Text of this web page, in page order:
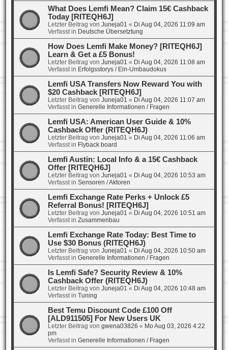
What Does Lemfi Mean? Claim 15€ Cashback
Today [RITEQH6J]
Letzter Beitrag von Juneja01 « Di Aug 04, 2026 11:09 am
Verfasst in Deutsche Übersetztung
How Does Lemfi Make Money? [RITEQH6J]
Learn & Get a £5 Bonus!
Letzter Beitrag von Juneja01 « Di Aug 04, 2026 11:08 am
Verfasst in Erfolgsstorys / Ein-Umbaudokus
Lemfi USA Transfers Now Reward You with
$20 Cashback [RITEQH6J]
Letzter Beitrag von Juneja01 « Di Aug 04, 2026 11:07 am
Verfasst in Generelle Informationen / Fragen
Lemfi USA: American User Guide & 10%
Cashback Offer (RITEQH6J)
Letzter Beitrag von Juneja01 « Di Aug 04, 2026 11:06 am
Verfasst in Flyback board
Lemfi Austin: Local Info & a 15€ Cashback
Offer [RITEQH6J]
Letzter Beitrag von Juneja01 « Di Aug 04, 2026 10:53 am
Verfasst in Sensoren / Aktoren
Lemfi Exchange Rate Perks + Unlock £5
Referral Bonus! [RITEQH6J]
Letzter Beitrag von Juneja01 « Di Aug 04, 2026 10:51 am
Verfasst in Zusammenbau
Lemfi Exchange Rate Today: Best Time to
Use $30 Bonus (RITEQH6J)
Letzter Beitrag von Juneja01 « Di Aug 04, 2026 10:50 am
Verfasst in Generelle Informationen / Fragen
Is Lemfi Safe? Security Review & 10%
Cashback Offer (RITEQH6J)
Letzter Beitrag von Juneja01 « Di Aug 04, 2026 10:48 am
Verfasst in Tuning
Best Temu Discount Code £100 Off
[ALD911505] For New Users UK
Letzter Beitrag von gwena03826 « Mo Aug 03, 2026 4:22
pm
Verfasst in Generelle Informationen / Fragen